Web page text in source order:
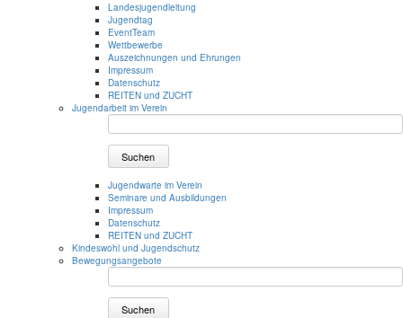
Landesjugendleitung
Jugendtag
EventTeam
Wettbewerbe
Auszeichnungen und Ehrungen
Impressum
Datenschutz
REITEN und ZUCHT
Jugendarbeit im Verein
Suchen
Jugendwarte im Verein
Seminare und Ausbildungen
Impressum
Datenschutz
REITEN und ZUCHT
Kindeswohl und Jugendschutz
Bewegungsangebote
Suchen